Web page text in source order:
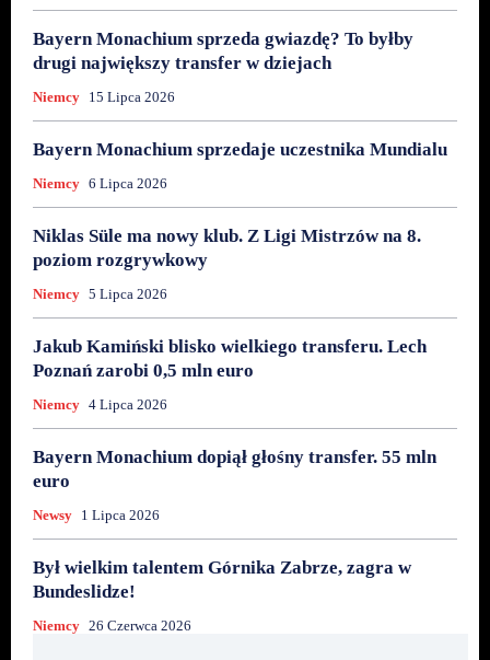
Bayern Monachium sprzeda gwiazdę? To byłby
drugi największy transfer w dziejach
Niemcy 15 Lipca 2026
Bayern Monachium sprzedaje uczestnika Mundialu
Niemcy 6 Lipca 2026
Niklas Süle ma nowy klub. Z Ligi Mistrzów na 8.
poziom rozgrywkowy
Niemcy 5 Lipca 2026
Jakub Kamiński blisko wielkiego transferu. Lech
Poznań zarobi 0,5 mln euro
Niemcy 4 Lipca 2026
Bayern Monachium dopiął głośny transfer. 55 mln
euro
Newsy 1 Lipca 2026
Był wielkim talentem Górnika Zabrze, zagra w
Bundeslidze!
Niemcy 26 Czerwca 2026